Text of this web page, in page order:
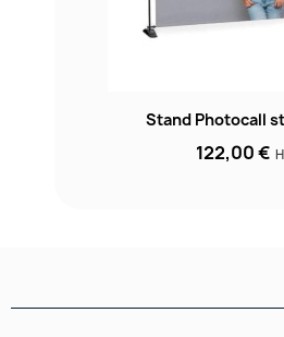
Stand Photocall
122,00 €